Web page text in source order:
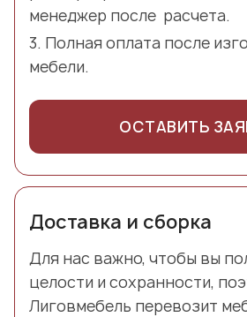
менеджер после расчета.
Полная оплата после
мебели.
ОСТАВИТЬ
Доставка и сборка
Для нас важно, чтобы вы
целости и сохранности,
Лиговмебель перевозит